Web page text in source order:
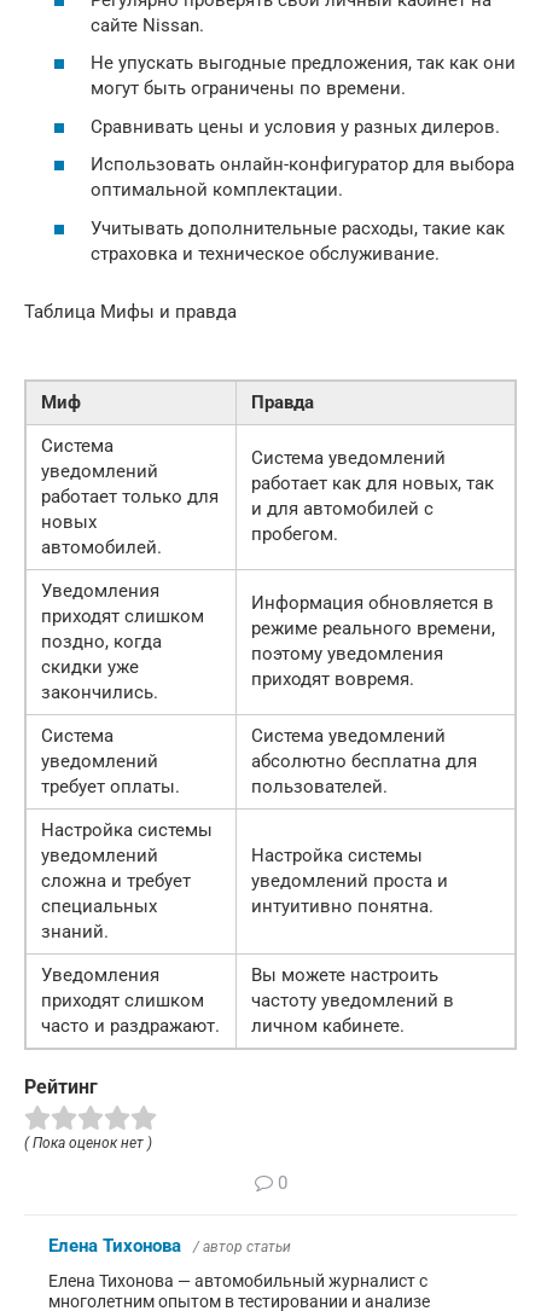
сайте Nissan.
Не упускать выгодные предложения, так как они
могут быть ограничены по времени.
Сравнивать цены и условия у разных дилеров.
Использовать онлайн-конфигуратор для выбора
оптимальной комплектации.
Учитывать дополнительные расходы, такие как
страховка и техническое обслуживание.
Таблица Мифы и правда
Миф
Правда
Система
уведомлений
работает только для
новых
автомобилей.
Система уведомлений
работает как для новых, так
и для автомобилей с
пробегом.
Уведомления
приходят слишком
поздно, когда
скидки уже
закончились.
Информация обновляется в
режиме реального времени,
поэтому уведомления
приходят вовремя.
Система
уведомлений
требует оплаты.
Система уведомлений
абсолютно бесплатна для
пользователей.
Настройка системы
уведомлений
сложна и требует
специальных
знаний.
Настройка системы
уведомлений проста и
интуитивно понятна.
Уведомления
приходят слишком
часто и раздражают.
Вы можете настроить
частоту уведомлений в
личном кабинете.
Рейтинг
( Пока оценок нет )
0
Елена Тихонова / автор статьи
Елена Тихонова — автомобильный журналист с
многолетним опытом в тестировании и анализе